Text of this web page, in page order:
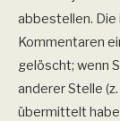
abbestellen. Die
Kommentaren
gelöscht; wenn
anderer Stelle
übermittelt